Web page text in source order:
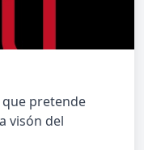
pretende
visón del